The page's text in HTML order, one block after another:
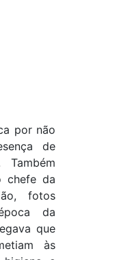
por não
de
chefe da
fotos
da
que
às